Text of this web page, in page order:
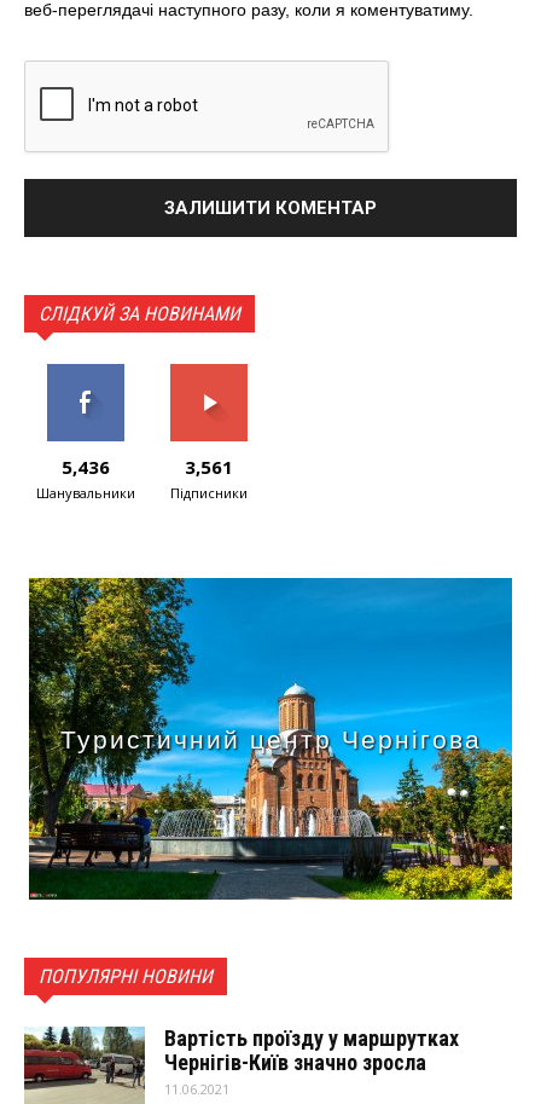
веб-переглядачі наступного разу, коли я коментуватиму.
СЛІДКУЙ ЗА НОВИНАМИ
5,436
Шанувальники
3,561
Підписники
Туристичний центр Чернігова
ПОПУЛЯРНІ НОВИНИ
Вартість проїзду у маршрутках
Чернігів-Київ значно зросла
11.06.2021